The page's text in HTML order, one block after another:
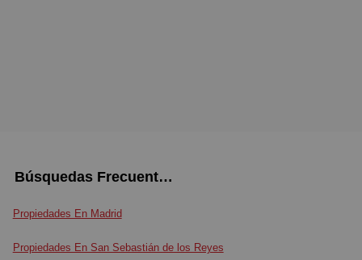
Búsquedas Frecuentes
Propiedades En Madrid
Propiedades En San Sebastián de los Reyes